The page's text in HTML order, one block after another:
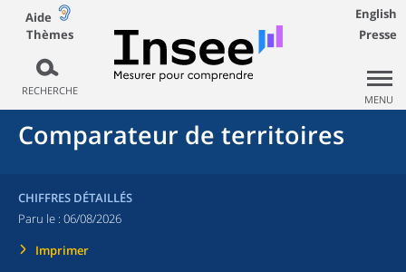
Aide
Thèmes
RECHERCHE
English
Presse
MENU
Comparateur de territoires
CHIFFRES DÉTAILLÉS
Paru le : 06/08/2026
Imprimer